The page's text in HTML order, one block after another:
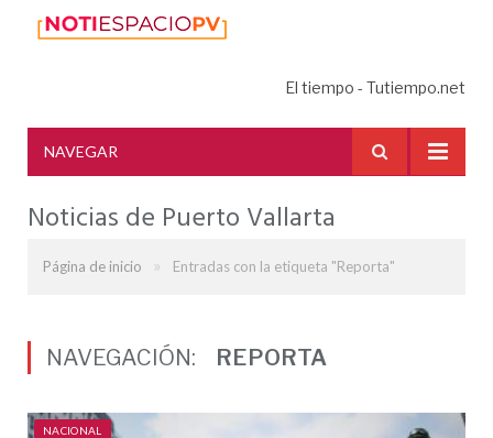
El tiempo - Tutiempo.net
NAVEGAR
Noticias de Puerto Vallarta
Página de inicio » Entradas con la etiqueta "Reporta"
NAVEGACIÓN: REPORTA
NACIONAL